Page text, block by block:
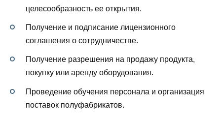
целесообразность ее открытия.
Получение и подписание лицензионного
соглашения о сотрудничестве.
Получение разрешения на продажу продукта,
покупку или аренду оборудования.
Проведение обучения персонала и организация
поставок полуфабрикатов.